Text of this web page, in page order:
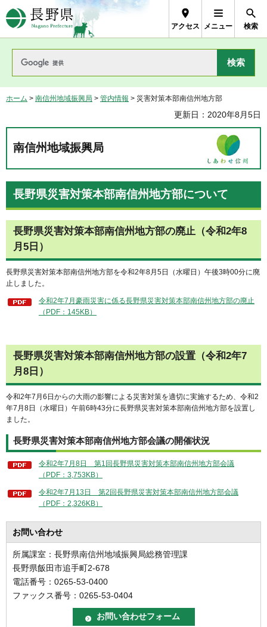
長野県Nagano Prefecture
アクセス メニュー 検索
ホーム > 南信州地域振興局 > 管内情報 > 災害対策本部南信州地方部
更新日：2020年8月5日
南信州地域振興局
長野県災害対策本部南信州地方部について
長野県災害対策本部南信州地方部の廃止（令和2年8
月5日）
長野県災害対策本部南信州地方部を令和2年8月5日（水曜日）午後3時00分に廃
止しました。
令和2年7月豪雨災害に係る長野県災害対策本部南信州地方部の廃止
（PDF：145KB）
長野県災害対策本部南信州地方部の設置（令和2年7
月8日）
令和2年7月6日からの大雨の影響による災害対策を適切に実施するため、令和2
年7月8日（水曜日）午前6時43分に長野県災害対策本部南信州地方部を設置し
ました。
長野県災害対策本部南信州地方部会議の開催状況
令和2年7月8日 第1回長野県災害対策本部南信州地方部会議
（PDF：3,753KB）
令和2年7月13日 第2回長野県災害対策本部南信州地方部会議
（PDF：2,326KB）
お問い合わせ
所属課室：長野県南信州地域振興局総務管理課
長野県飯田市追手町2-678
電話番号：0265-53-0400
ファックス番号：0265-53-0404